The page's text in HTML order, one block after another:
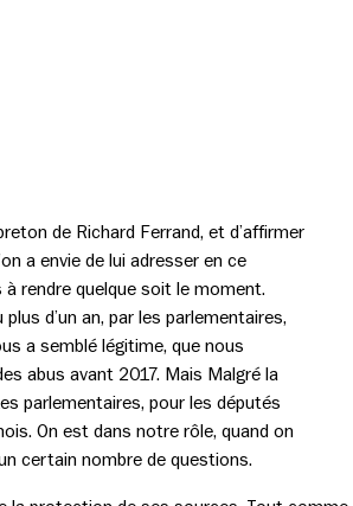
de Richard Ferrand, et d’affirmer
a envie de lui adresser en ce
rendre quelque soit le moment.
d’un an, par les parlementaires,
a semblé légitime, que nous
abus avant 2017. Mais Malgré la
parlementaires, pour les députés
On est dans notre rôle, quand on
certain nombre de questions.